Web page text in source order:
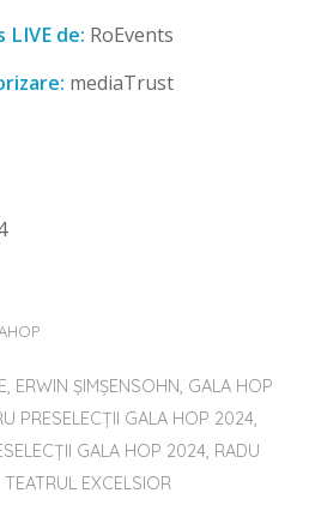
de: RoEvents
mediaTrust
, ERWIN ȘIMȘENSOHN, GALA HOP
PRESELECȚII GALA HOP 2024,
GALA HOP 2024, RADU
TEATRUL EXCELSIOR